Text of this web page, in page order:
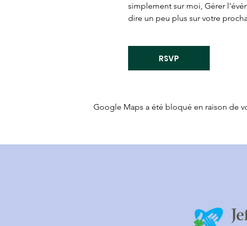
simplement sur moi, Gérer
dire un peu plus sur votre
RSVP
Google Maps a été bloqué en raison de